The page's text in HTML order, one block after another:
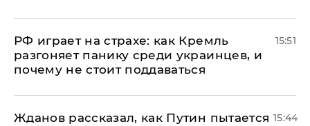
РФ играет на страхе: как Кремль
разгоняет панику среди украинцев, и
почему не стоит поддаваться
15:51
Жданов рассказал, как Путин пытается 15:44